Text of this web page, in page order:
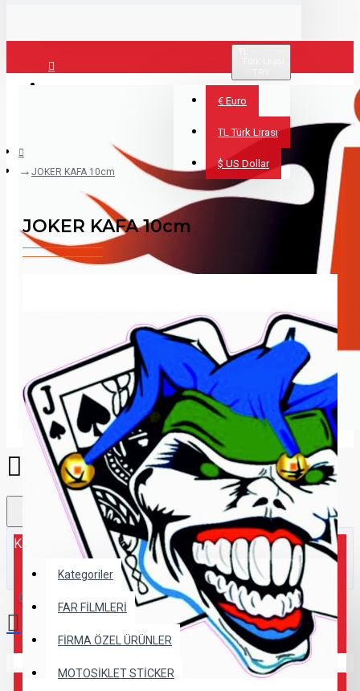
€ Euro
TL Türk Lirası
$ US Dollar
Kategoriler
Kategoriler
FAR FİLMLERİ
FİRMA ÖZEL ÜRÜNLER
MOTOSİKLET STİCKER
0 ürün - 0,00TL
JOKER KAFA 10cm
JOKER KAFA 10cm